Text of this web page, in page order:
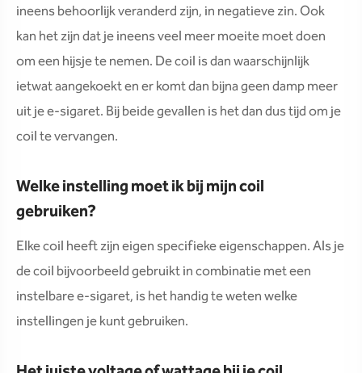
ineens behoorlijk veranderd zijn, in negatieve zin. Ook
kan het zijn dat je ineens veel meer moeite moet doen
om een hijsje te nemen. De coil is dan waarschijnlijk
ietwat aangekoekt en er komt dan bijna geen damp meer
uit je e-sigaret. Bij beide gevallen is het dan dus tijd om je
coil te vervangen.
Welke instelling moet ik bij mijn coil
gebruiken?
Elke coil heeft zijn eigen specifieke eigenschappen. Als je
de coil bijvoorbeeld gebruikt in combinatie met een
instelbare e-sigaret, is het handig te weten welke
instellingen je kunt gebruiken.